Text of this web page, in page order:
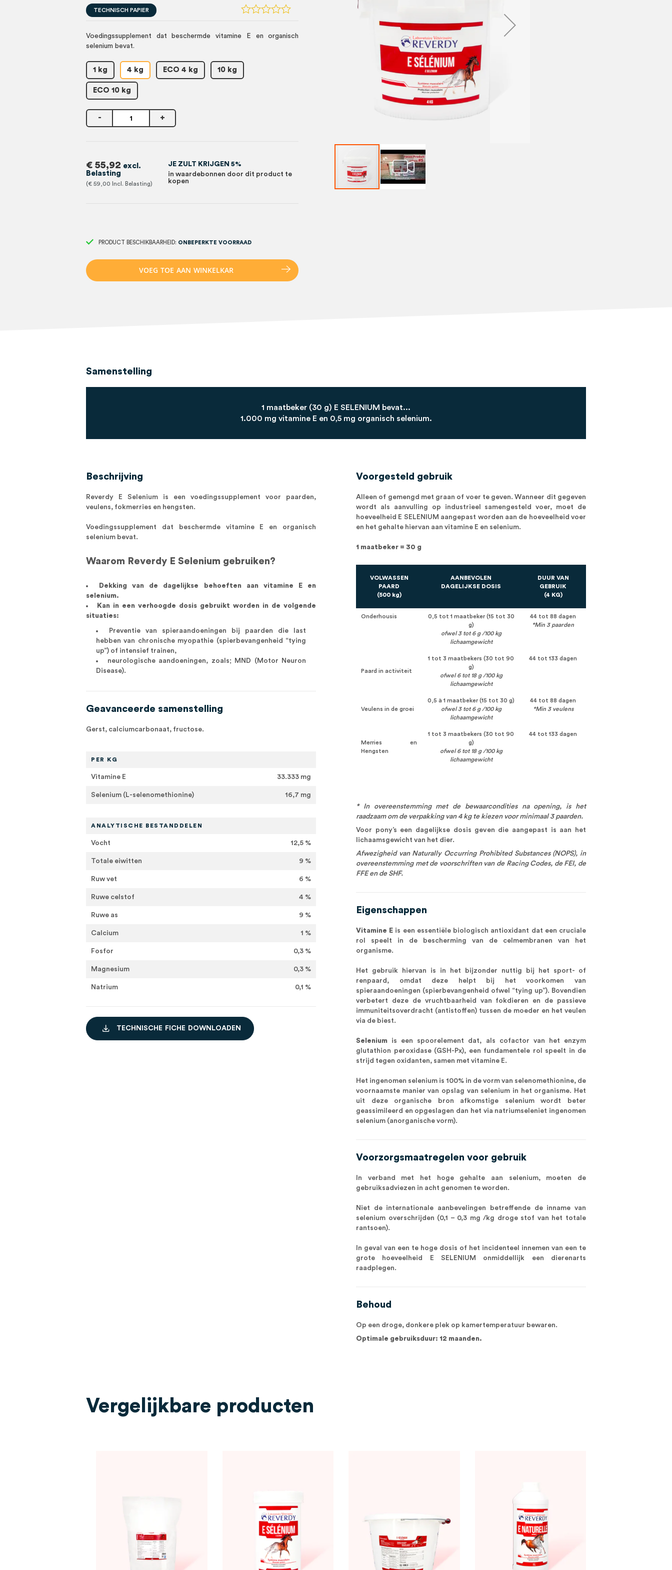
TECHNISCH PAPIER
Voedingssupplement dat beschermde vitamine E en organisch
selenium bevat.
1 kg 4 kg ECO 4 kg 10 kg
ECO 10 kg
- +
€ 59,00
€ 55,92
JE ZULT KRIJGEN 5%
in waardebonnen door dit product te
kopen
PRODUCT BESCHIKBAARHEID: ONBEPERKTE VOORRAAD
VOEG TOE AAN WINKELKAR
Samenstelling
1 maatbeker (30 g) E SELENIUM bevat...
1.000 mg vitamine E en 0,5 mg organisch selenium.
Beschrijving
Reverdy E Selenium is een voedingssupplement voor paarden,
veulens, fokmerries en hengsten.
Voedingssupplement dat beschermde vitamine E en organisch
selenium bevat.
Waarom Reverdy E Selenium gebruiken?
Dekking van de dagelijkse behoeften aan vitamine E en
selenium.
Kan in een verhoogde dosis gebruikt worden in de volgende
situaties:
Preventie van spieraandoeningen bij paarden die last
hebben van chronische myopathie (spierbevangenheid “tying
up”) of intensief trainen,
neurologische aandoeningen, zoals; MND (Motor Neuron
Disease).
Geavanceerde samenstelling
Gerst, calciumcarbonaat, fructose.
PER KG
Vitamine E 33.333 mg
Selenium (L-selenomethionine) 16,7 mg
ANALYTISCHE BESTANDDELEN
Vocht 12,5 %
Totale eiwitten 9 %
Ruw vet 6 %
Ruwe celstof 4 %
Ruwe as 9 %
Calcium 1 %
Fosfor 0,3 %
Magnesium 0,3 %
Natrium 0,1 %
T ECH N SCH E F CH E DOWN LOAD E N
Voorgesteld gebruik
Alleen of gemengd met graan of voer te geven. Wanneer dit gegeven
wordt als aanvulling op industrieel samengesteld voer, moet de
hoeveelheid E SELENIUM aangepast worden aan de hoeveelheid voer
en het gehalte hiervan aan vitamine E en selenium.
1 maatbeker = 30 g
VOLWASSEN
PAARD
(500 kg)
AANBEVOLEN
DAGELIJKSE DOSIS
DUUR VAN
GEBRUIK
(4 KG)
Onderhousis
0,5 tot 1 maatbeker (15 tot 30
g)
ofwel 3 tot 6 g /100 kg
lichaamgewicht
44 tot 88 dagen
*Min 3 paarden
Paard in activiteit
1 tot 3 maatbekers (30 tot 90
g)
ofwel 6 tot 18 g /100 kg
lichaamgewicht
44 tot 133 dagen
Veulens in de groei
0,5 à 1 maatbeker (15 tot 30 g)
ofwel 3 tot 6 g /100 kg
lichaamgewicht
44 tot 88 dagen
*Min 3 veulens
Merries en
Hengsten
1 tot 3 maatbekers (30 tot 90
g)
ofwel 6 tot 18 g /100 kg
lichaamgewicht
44 tot 133 dagen
* In overeenstemming met de bewaarcondities na opening, is het
raadzaam om de verpakking van 4 kg te kiezen voor minimaal 3 paarden.
Voor pony’s een dagelijkse dosis geven die aangepast is aan het
lichaamsgewicht van het dier.
Afwezigheid van Naturally Occurring Prohibited Substances (NOPS), in
overeenstemming met de voorschriften van de Racing Codes, de FEI, de
FFE en de SHF.
Eigenschappen
Vitamine E is een essentiële biologisch antioxidant dat een cruciale
rol speelt in de bescherming van de celmembranen van het
organisme.
Het gebruik hiervan is in het bijzonder nuttig bij het sport- of
renpaard, omdat deze helpt bij het voorkomen van
spieraandoeningen (spierbevangenheid ofwel “tying up”). Bovendien
verbetert deze de vruchtbaarheid van fokdieren en de passieve
immuniteitsoverdracht (antistoffen) tussen de moeder en het veulen
via de biest.
Selenium is een spoorelement dat, als cofactor van het enzym
glutathion peroxidase (GSH-Px), een fundamentele rol speelt in de
strijd tegen oxidanten, samen met vitamine E.
Het ingenomen selenium is 100% in de vorm van selenomethionine, de
voornaamste manier van opslag van selenium in het organisme. Het
uit deze organische bron afkomstige selenium wordt beter
geassimileerd en opgeslagen dan het via natriumseleniet ingenomen
selenium (anorganische vorm).
Voorzorgsmaatregelen voor gebruik
In verband met het hoge gehalte aan selenium, moeten de
gebruiksadviezen in acht genomen te worden.
Niet de internationale aanbevelingen betreffende de inname van
selenium overschrijden (0,1 – 0,3 mg /kg droge stof van het totale
rantsoen).
In geval van een te hoge dosis of het incidenteel innemen van een te
grote hoeveelheid E SELENIUM onmiddellijk een dierenarts
raadplegen.
Behoud
Op een droge, donkere plek op kamertemperatuur bewaren.
Optimale gebruiksduur: 12 maanden.
Vergelijkbare producten